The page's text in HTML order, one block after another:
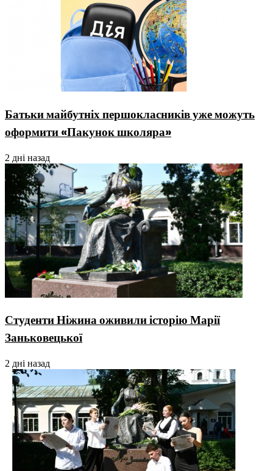
Батьки майбутніх першокласників уже можуть
оформити «Пакунок школяра»
2 дні назад
Студенти Ніжина оживили історію Марії
Заньковецької
2 дні назад